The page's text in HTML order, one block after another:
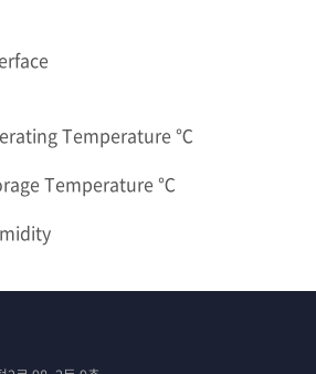
Temperature ℃
Temperature ℃